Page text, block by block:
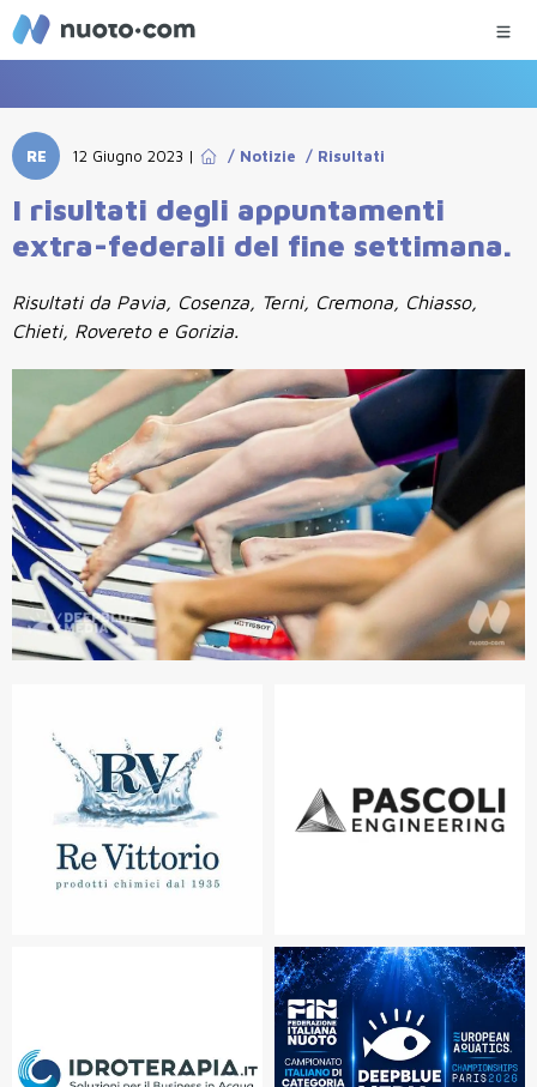
RE 12 Giugno 2023 | / Notizie / Risultati
I risultati degli appuntamenti
extra-federali del fine settimana.
Risultati da Pavia, Cosenza, Terni, Cremona, Chiasso,
Chieti, Rovereto e Gorizia.